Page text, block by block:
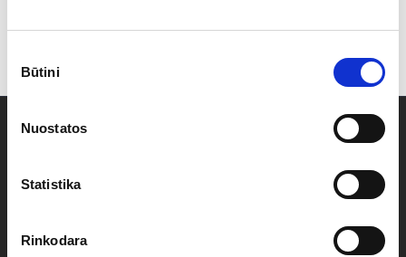
pasirinkimas
Būtini
Nuostatos
Statistika
Rinkodara
Užsisakykite naujienlaiškį